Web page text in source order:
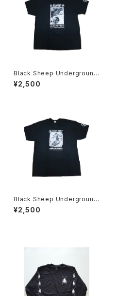
Black Sheep Underground
Art&Steve Godoy Tシャツ
¥2,500
Black Sheep Underground
Mcrad Chuck Treece Tシャ
ツ
¥2,500